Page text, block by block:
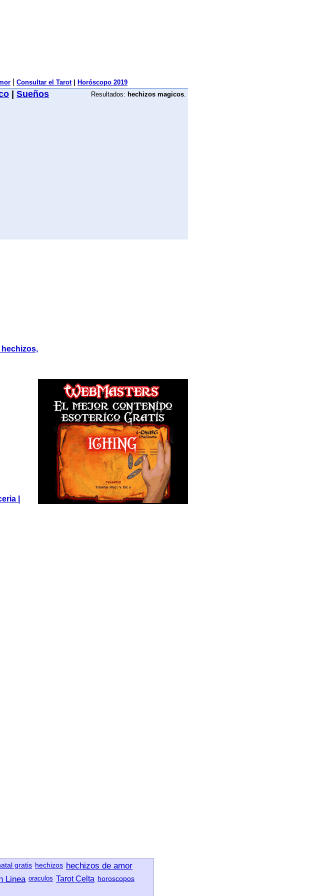
Consultar el Tarot| Horóscopo 2019
Sueños Resultados: hechizos magicos.
|
gratis hechizos hechizos de amor
Linea oraculos Tarot Celta horoscopos